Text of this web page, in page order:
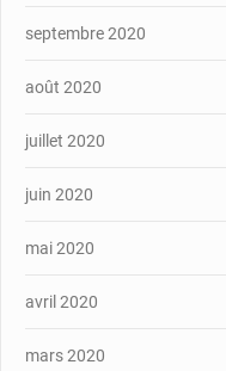
septembre 2020
août 2020
juillet 2020
juin 2020
mai 2020
avril 2020
mars 2020